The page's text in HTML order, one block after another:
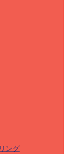
ング